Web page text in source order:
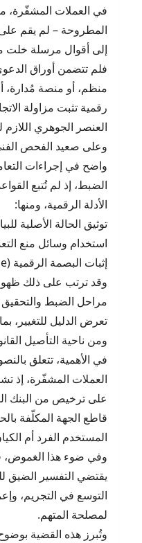
في العملات المشفّرة،
المطروحة – لم يقم
إلى أقوال مرسلة خلت
فلم تتضمن أوراق
منظم، أو منصة
رقمية تثبت مزاولة
العنصر الجوهري اللازم
وعلى صعيد الفحص
واضح في إجراءات
الضبط، إذ لم تُتبع
الأدلة الرقمية، ومنها:
توثيق الحالة الأصلية
استخدام وسائل منع
إثبات البصمة الرقمية (Hash Value).
وقد ترتب على ذلك
مراحل الضبط
تعرض الدليل للتغيير،
ومن ناحية التأصيل
في الأهمية، تتعلق
العملات المشفّرة، إذ
على ترخيص من البنك
قاطع الجهة المكلّفة
المستخدم الفرد أم
وفي ضوء هذا الغموض،
يقتضي التفسير الضيق
التوسع في التجريم،
لمصلحة المتهم.
وتُبرز هذه القضية